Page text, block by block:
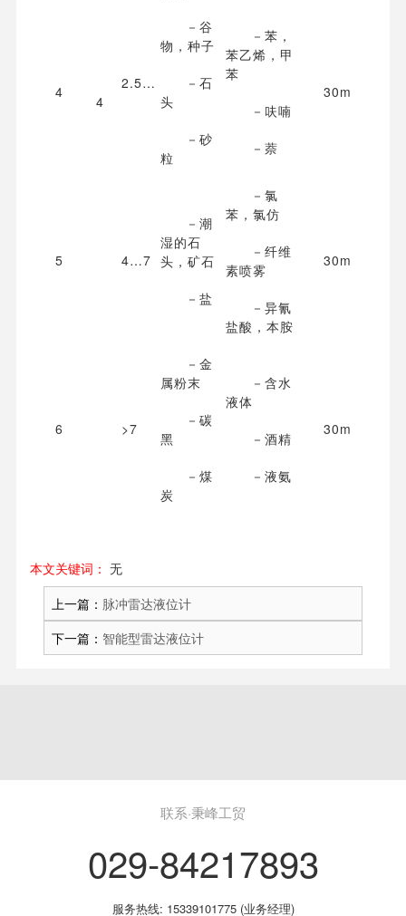
4
2.5…
4
－谷
物，种子
－石
头
－砂
粒
－苯，
苯乙烯，甲
苯
－呋喃
－萘
30m
5 4…7
－潮
湿的石
头，矿石
－盐
－氯
苯，氯仿
－纤维
素喷雾
－异氰
盐酸，本胺
30m
6 >7
－金
属粉末
－碳
黑
－煤
炭
－含水
液体
－酒精
－液氨
30m
本文关键词： 无
上一篇： 脉冲雷达液位计
下一篇： 智能型雷达液位计
联系·秉峰工贸
029-84217893
服务热线: 15339101775 (业务经理)